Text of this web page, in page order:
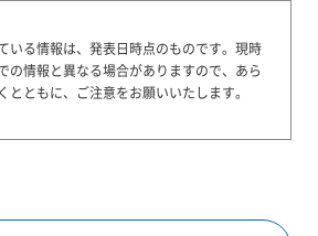
いる情報は、発表日時点のものです。 現時
の情報と異なる場合がありますので、あら
とともに、ご注意をお願いいたします。